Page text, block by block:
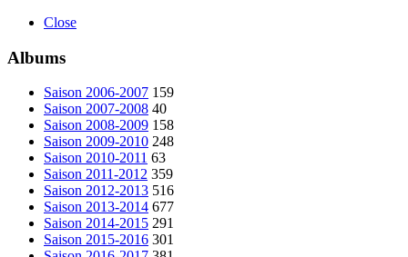
Close
Albums
Saison 2006-2007 159
Saison 2007-2008 40
Saison 2008-2009 158
Saison 2009-2010 248
Saison 2010-2011 63
Saison 2011-2012 359
Saison 2012-2013 516
Saison 2013-2014 677
Saison 2014-2015 291
Saison 2015-2016 301